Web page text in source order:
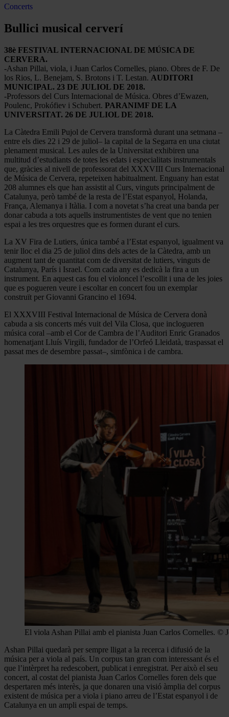
Concerts
Bullici musical cerverí
38è FESTIVAL INTERNACIONAL DE MÚSICA DE
CERVERA.
-Ashan Pillai, viola, i Juan Carlos Cornelles, piano. Obres de F. De
los Rios, L. Benejam, S. Brotons i T. Lestan. AUDITORI
MUNICIPAL. 23 DE JULIOL DE 2018.
-Professors del Curs Internacional de Música. Obres d’Ewazen,
Poulenc, Prokófiev i Schubert. PARANIMF DE LA
UNIVERSITAT. 26 DE JULIOL DE 2018.
La Càtedra Emili Pujol de Cervera transformà durant una setmana –
entre els dies 22 i 29 de juliol– la capital de la Segarra en una ciutat
plenament musical. Les aules de la Universitat exhibiren una
multitud d’estudiants de totes les edats i especialitats instrumentals
que, gràcies al nivell de professorat del XXXVIII Curs Internacional
de Música de Cervera, repeteixen habitualment. Enguany han estat
208 alumnes els que han assistit al Curs, vinguts principalment de
Catalunya, però també de la resta de l’Estat espanyol, Holanda,
França, Alemanya i Itàlia. I com a novetat s’ha creat una banda per
donar cabuda a tots aquells instrumentistes de vent que no tenien
espai a les tres orquestres que es formen durant el curs.
La XV Fira de Lutiers, única també a l’Estat espanyol, igualment va
tenir lloc el dia 25 de juliol dins dels actes de la Càtedra, amb un
augment tant de quantitat com de diversitat de lutiers, vinguts de
Catalunya, París i Israel. Com cada any es dedicà la fira a un
instrument. En aquest cas fou el violoncel l’escollit i una de les joies
que es pogueren veure i escoltar en concert fou un exemplar
construït per Giovanni Grancino el 1694.
El XXXVIII Festival Internacional de Música de Cervera donà
cabuda a sis concerts més vuit del Vila Closa, que inclogueren
música coral –amb el Cor de Cambra de l’Auditori Enric Granados
homenatjant Lluís Virgili, fundador de l’Orfeó Lleidatà, traspassat el
passat mes de desembre passat–, simfònica i de cambra.
El viola Ashan Pillai amb el pianista Juan Carlos Cornelles. ©
Ashan Pillai quedarà per sempre lligat a la recerca i difusió de la
música per a viola al país. Un corpus tan gran com interessant és el
que l’intèrpret ha redescobert, publicat i enregistrat. Per això el seu
concert, al costat del pianista Juan Carlos Cornelles foren dels que
despertaren més interès, ja que donaren una visió àmplia del corpus
existent de música per a viola i piano arreu de l’Estat espanyol i de
Catalunya en un ampli espai de temps.